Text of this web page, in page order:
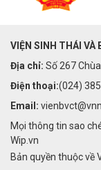
VIỆN SINH THÁI VÀ
Địa chỉ: Số 267
Điện thoại:(024)
Email:
Mọi thông tin sao
Wip.vn
Bản quyền thuộc về